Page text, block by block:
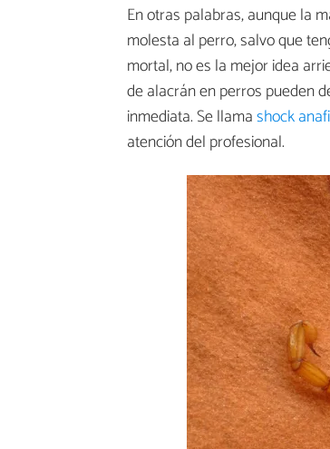
En otras palabras, aunque la
molesta al perro, salvo que
mortal, no es la mejor idea
de alacrán en perros pueden
inmediata. Se llamashock
atención del profesional.